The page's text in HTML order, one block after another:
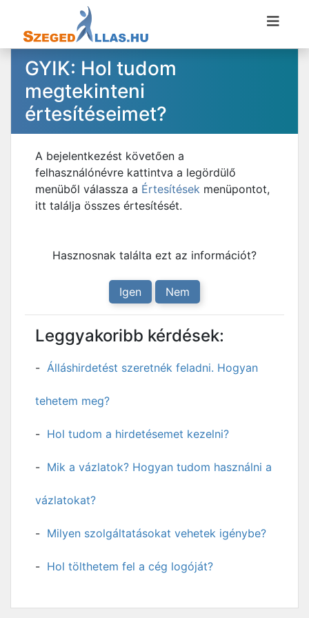
GYIK: Hol tudom
megtekinteni
értesítéseimet?
A bejelentkezést követően a
felhasználónévre kattintva a legördülő
menüből válassza a Értesítések menüpontot,
itt találja összes értesítését.
Hasznosnak találta ezt az információt?
Igen Nem
Leggyakoribb kérdések:
Álláshirdetést szeretnék feladni. Hogyan
tehetem meg?
Hol tudom a hirdetésemet kezelni?
Mik a vázlatok? Hogyan tudom használni a
vázlatokat?
Milyen szolgáltatásokat vehetek igénybe?
Hol tölthetem fel a cég logóját?